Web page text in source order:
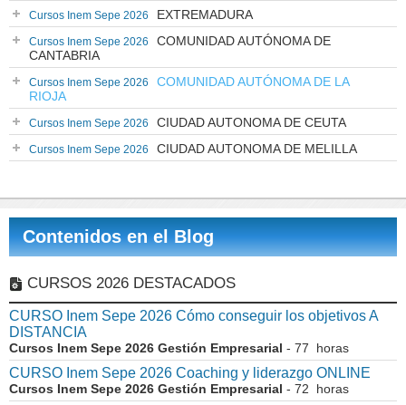
Cursos Inem Sepe 2026 EXTREMADURA
Cursos Inem Sepe 2026
COMUNIDAD AUTÓNOMA DE
CANTABRIA
Cursos Inem Sepe 2026
COMUNIDAD AUTÓNOMA DE LA
RIOJA
Cursos Inem Sepe 2026 CIUDAD AUTONOMA DE CEUTA
Cursos Inem Sepe 2026 CIUDAD AUTONOMA DE MELILLA
Contenidos en el Blog
CURSOS 2026 DESTACADOS
CURSO Inem Sepe 2026 Cómo conseguir los objetivos A
DISTANCIA
Cursos Inem Sepe 2026 Gestión Empresarial - 77 horas
CURSO Inem Sepe 2026 Coaching y liderazgo ONLINE
Cursos Inem Sepe 2026 Gestión Empresarial - 72 horas